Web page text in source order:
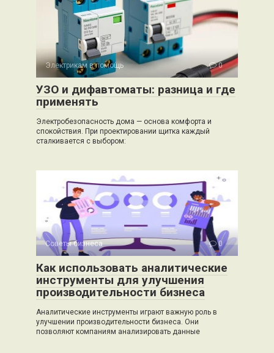
Электрикам в помощь 0
УЗО и дифавтоматы: разница и где
применять
Электробезопасность дома — основа комфорта и
спокойствия. При проектировании щитка каждый
сталкивается с выбором:
Советы бизнеса 0
Как использовать аналитические
инструменты для улучшения
производительности бизнеса
Аналитические инструменты играют важную роль в
улучшении производительности бизнеса. Они
позволяют компаниям анализировать данные